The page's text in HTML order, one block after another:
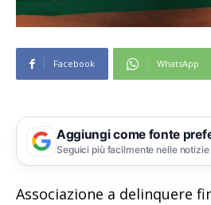
Facebook WhatsApp
Aggiungi come fonte
Seguici più facilmente nelle
Associazione a delinquere